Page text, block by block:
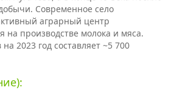
Современное село
аграрный центр
производстве молока и мяса.
2023 год составляет ~5 700